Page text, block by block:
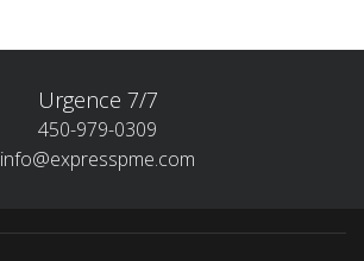
Urgence 7/7
450-979-0309
info@expresspme.com